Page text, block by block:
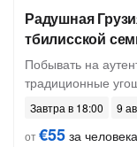
Радушная
тбилисской
Побывать на
традиционные
Завтра в 18:00
9
от€55 за человека